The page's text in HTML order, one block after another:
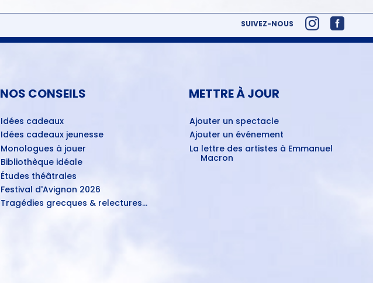
SUIVEZ-NOUS
NOS CONSEILS
Idées cadeaux
Idées cadeaux jeunesse
Monologues à jouer
Bibliothèque idéale
Études théâtrales
Festival d'Avignon 2026
Tragédies grecques & relectures...
METTRE À JOUR
Ajouter un spectacle
Ajouter un événement
La lettre des artistes à Emmanuel
Macron